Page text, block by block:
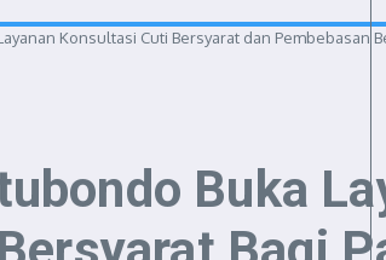
Konsultasi Cuti Bersyarat dan Pembebasan
Buka